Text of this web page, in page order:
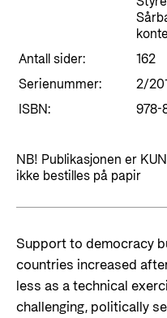
Styresett og
For næringslivet
fornybar energi
Norad -
Nyttige lenker
Evalueringer (Norec)
Historie
Kontakt
Kontakt oss
Norads
Logo
Postjournal
Personvern
Antall sider:
162
Serienummer:
2/
ISBN:
978-
NB! Publikasjonen er
ikke bestilles på papir
Support to democracy
countries increased
less as a technical
challenging, politically